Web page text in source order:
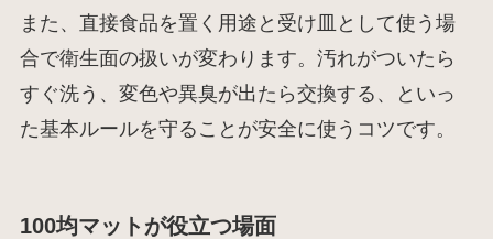
また、直接食品を置く用途と受け皿として使う場
合で衛生面の扱いが変わります。汚れがついたら
すぐ洗う、変色や異臭が出たら交換する、といっ
た基本ルールを守ることが安全に使うコツです。
100均マットが役立つ場面